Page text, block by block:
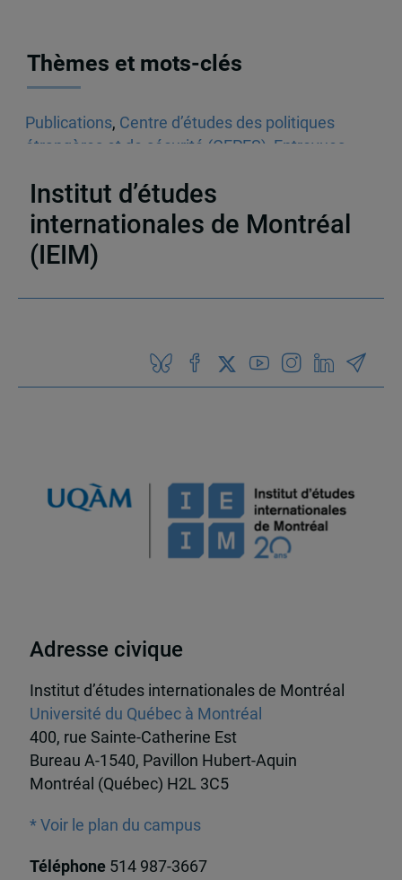
Thèmes et mots-clés
Publications, Centre d’études des politiques
étrangères et de sécurité (CEPES) Entrevues
Institut d’études
internationales de Montréal
(IEIM)
Adresse civique
Institut d’études internationales de Montréal
Université du Québec à Montréal
400, rue Sainte-Catherine Est
Bureau A-1540, Pavillon Hubert-Aquin
Montréal (Québec) H2L 3C5
* Voir le plan du campus
Téléphone 514 987-3667